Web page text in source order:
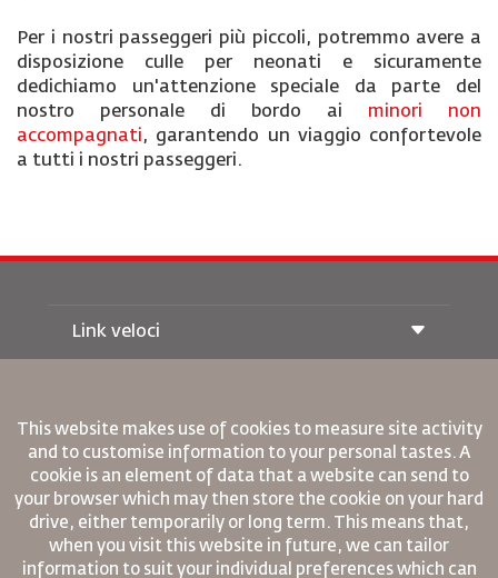
Per i nostri passeggeri più piccoli, potremmo avere a
disposizione culle per neonati e sicuramente
dedichiamo un'attenzione speciale da parte del
nostro personale di bordo ai minori non
accompagnati, garantendo un viaggio confortevole
a tutti i nostri passeggeri.
Link veloci
Rivista Royal Wings
Viaggiare in Gravidanza
Domande Frequenti
Bisogni Speciali
oneworld
Piano di Accessibilita' e Processo di Feeback
Prenotazione ferroviaria
Noleggio Auto
RJ Unlimited
Offerta Studenti
Tikram
Su Di Noi
Fai Pubblicità con noi
Lavora con Noi
Notizia
This website makes use of cookies to measure site activity
and to customise information to your personal tastes. A
cookie is an element of data that a website can send to
your browser which may then store the cookie on your hard
drive, either temporarily or long term. This means that,
when you visit this website in future, we can tailor
information to suit your individual preferences which can